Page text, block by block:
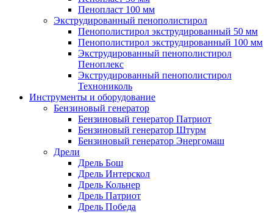
Пенопласт 100 мм
Экструдированный пенополистирол
Пенополистирол экструдированный 50 мм
Пенополистирол экструдированный 100 мм
Экструдированный пенополистирол
Пеноплекс
Экструдированный пенополистирол
Технониколь
Инструменты и оборудование
Бензиновый генератор
Бензиновый генератор Патриот
Бензиновый генератор Штурм
Бензиновый генератор Энергомаш
Дрели
Дрель Бош
Дрель Интерскол
Дрель Кольнер
Дрель Патриот
Дрель Победа